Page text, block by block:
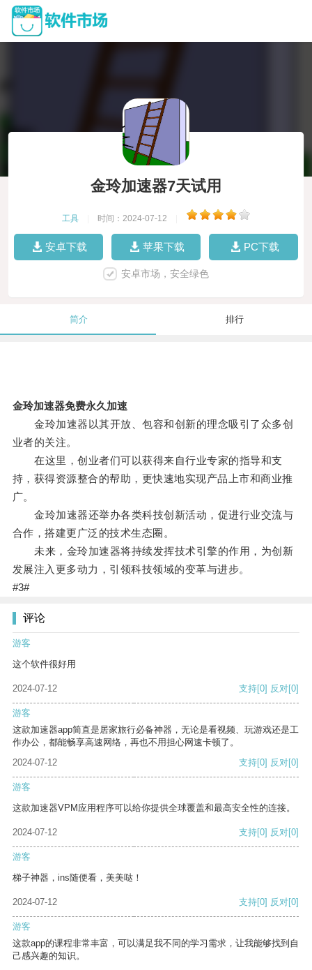
金玲加速器7天试用
工具 时间：2024-07-12
安卓下载 苹果下载 PC下载
安卓市场，安全绿色
简介 排行
金玲加速器免费永久加速
金玲加速器以其开放、包容和创新的理念吸引了众多创
业者的关注。
在这里，创业者们可以获得来自行业专家的指导和支
持，获得资源整合的帮助，更快速地实现产品上市和商业推
广。
金玲加速器还举办各类科技创新活动，促进行业交流与
合作，搭建更广泛的技术生态圈。
未来，金玲加速器将持续发挥技术引擎的作用，为创新
发展注入更多动力，引领科技领域的变革与进步。
#3#
评论
游客
这个软件很好用
2024-07-12 支持[0] 反对[0]
游客
这款加速器app简直是居家旅行必备神器，无论是看视频、玩游戏还是工
作办公，都能畅享高速网络，再也不用担心网速卡顿了。
2024-07-12
支持[0] 反对[0]
游客
这款加速器VPM应用程序可以给你提供全球覆盖和最高安全性的连接。
2024-07-12 支持[0] 反对[0]
游客
梯子神器，ins随便看，美美哒！
2024-07-12 支持[0] 反对[0]
游客
这款app的课程非常丰富，可以满足我不同的学习需求，让我能够找到自
己感兴趣的知识。